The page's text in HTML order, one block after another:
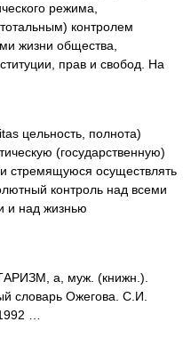
режима,
контролем
жизни общества,
прав и свобод. На
цельность, полнота)
(государственную)
стремящуюся осуществлять
контроль над всеми
и над жизнью
а, муж. (книжн.).
словарь Ожегова. С.И.
…